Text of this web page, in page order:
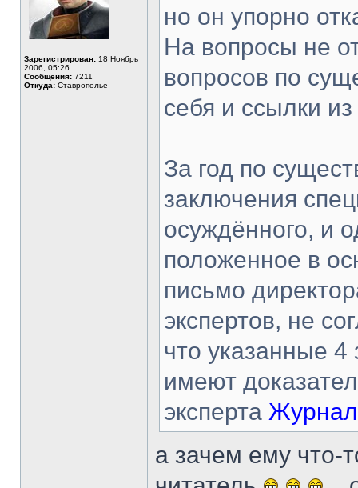
Зарегистрирован: 18 Ноябрь
2006, 05:26
Сообщения: 7211
Откуда: Ставрополье
но он упорно
На вопросы не
вопросов по
себя и ссылки из
За год по
заключения
осуждённого, и
положенное в
письмо
экспертов, не
что указанные 4
имеют
эксперта
а зачем ему что-